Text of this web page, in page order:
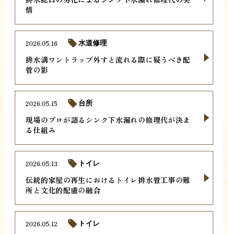
情
排水溝ワントラップ外すと流れる際に疑うべき配
管の影
2026.05.16 水道修理
現場のプロが語るシンク下水漏れの修理代が決ま
る仕組み
2026.05.15 台所
伝統的家屋の再生におけるトイレ排水管工事の難
所と文化的配慮の融合
2026.05.13 トイレ
2026.05.12 トイレ